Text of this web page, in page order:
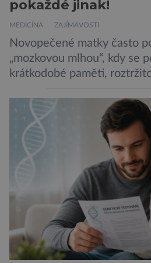
pokaždé jinak!
MEDICÍNA ZAJÍMAVOSTI
Novopečené matky často
„mozkovou mlhou“, kdy se
krátkodobé paměti,
obtíže byly dlouhou dobu
nedostatku spánku a stresu
novorozence. Nyní se však
stojí změny v mozku
Poporodní mozková mlha,